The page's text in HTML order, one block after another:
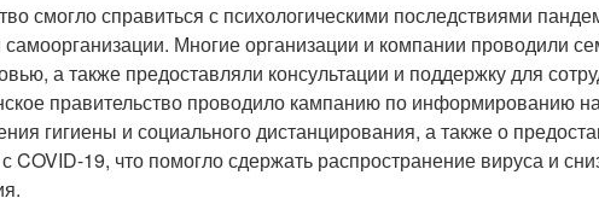
смогло справиться с психологическими последствиями
Многие организации и компании проводили
а также предоставляли консультации и поддержку для
правительство проводило кампанию по информированию
гигиены и социального дистанцирования, а также о
19, что помогло сдержать распространение вируса и